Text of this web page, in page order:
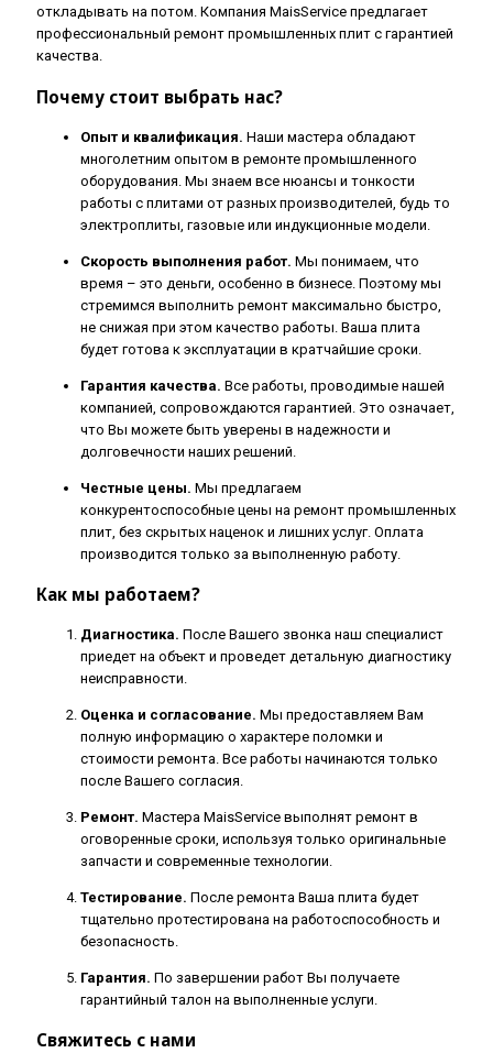
откладывать на потом. Компания MaisService предлагает
профессиональный ремонт промышленных плит с гарантией
качества.
Почему стоит выбрать нас?
Опыт и квалификация. Наши мастера обладают
многолетним опытом в ремонте промышленного
оборудования. Мы знаем все нюансы и тонкости
работы с плитами от разных производителей, будь то
электроплиты, газовые или индукционные модели.
Скорость выполнения работ. Мы понимаем, что
время – это деньги, особенно в бизнесе. Поэтому мы
стремимся выполнить ремонт максимально быстро,
не снижая при этом качество работы. Ваша плита
будет готова к эксплуатации в кратчайшие сроки.
Гарантия качества. Все работы, проводимые нашей
компанией, сопровождаются гарантией. Это означает,
что Вы можете быть уверены в надежности и
долговечности наших решений.
Честные цены. Мы предлагаем
конкурентоспособные цены на ремонт промышленных
плит, без скрытых наценок и лишних услуг. Оплата
производится только за выполненную работу.
Как мы работаем?
Диагностика. После Вашего звонка наш специалист
приедет на объект и проведет детальную диагностику
неисправности.
Оценка и согласование. Мы предоставляем Вам
полную информацию о характере поломки и
стоимости ремонта. Все работы начинаются только
после Вашего согласия.
Ремонт. Мастера MaisService выполнят ремонт в
оговоренные сроки, используя только оригинальные
запчасти и современные технологии.
Тестирование. После ремонта Ваша плита будет
тщательно протестирована на работоспособность и
безопасность.
Гарантия. По завершении работ Вы получаете
гарантийный талон на выполненные услуги.
Свяжитесь с нами